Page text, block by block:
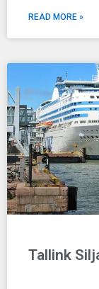
READ MORE »
Tallink